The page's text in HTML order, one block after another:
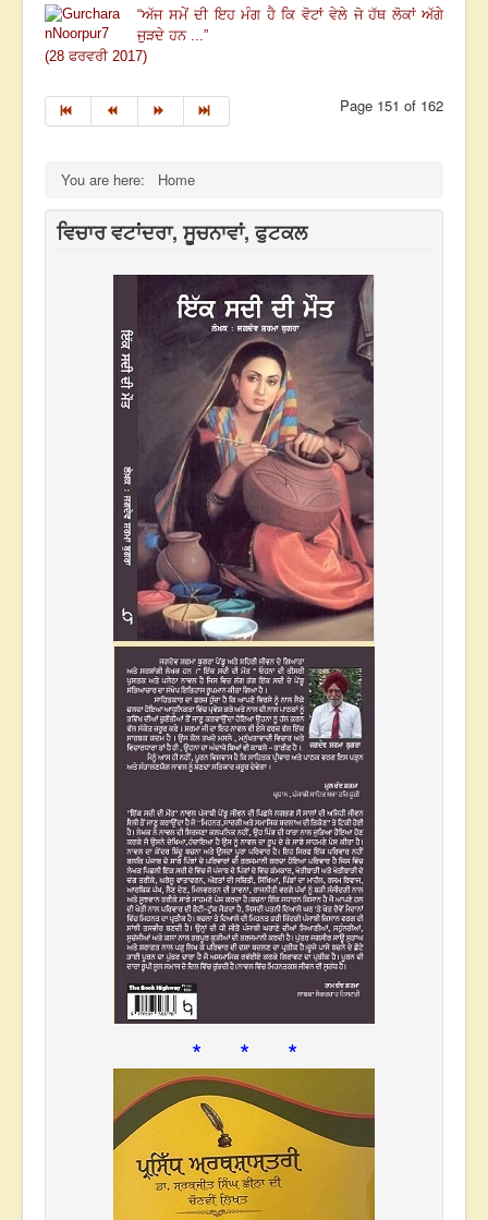
“ਅੱਜ ਸਮੇਂ ਦੀ ਇਹ ਮੰਗ ਹੈ ਕਿ ਵੋਟਾਂ ਵੇਲੇ ਜੋ ਹੱਥ ਲੋਕਾਂ ਅੱਗੇ
ਜੁੜਦੇ ਹਨ ...”
(28 ਫਰਵਰੀ 2017)
Page 151 of 162
You are here: Home
ਵਿਚਾਰ ਵਟਾਂਦਰਾ, ਸੂਚਨਾਵਾਂ, ਫੁਟਕਲ
* * *